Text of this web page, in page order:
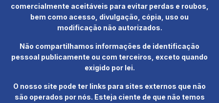
comercialmente aceitáveis ​​para evitar perdas e roubos,
bem como acesso, divulgação, cópia, uso ou
modificação não autorizados.
Não compartilhamos informações de identificação
pessoal publicamente ou com terceiros, exceto quando
exigido por lei.
O nosso site pode ter links para sites externos que não
são operados por nós. Esteja ciente de que não temos